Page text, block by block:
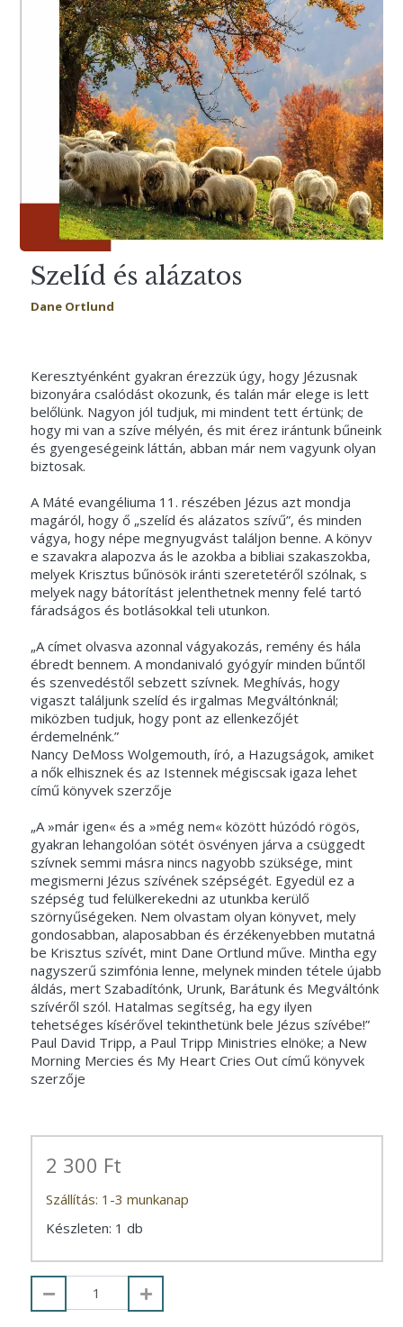
Szelíd és alázatos
Dane Ortlund
Keresztyénként gyakran érezzük úgy, hogy Jézusnak
bizonyára csalódást okozunk, és talán már elege is lett
belőlünk. Nagyon jól tudjuk, mi mindent tett értünk; de
hogy mi van a szíve mélyén, és mit érez irántunk bűneink
és gyengeségeink láttán, abban már nem vagyunk olyan
biztosak.
A Máté evangéliuma 11. részében Jézus azt mondja
magáról, hogy ő „szelíd és alázatos szívű”, és minden
vágya, hogy népe megnyugvást találjon benne. A könyv
e szavakra alapozva ás le azokba a bibliai szakaszokba,
melyek Krisztus bűnösök iránti szeretetéről szólnak, s
melyek nagy bátorítást jelenthetnek menny felé tartó
fáradságos és botlásokkal teli utunkon.
„A címet olvasva azonnal vágyakozás, remény és hála
ébredt bennem. A mondanivaló gyógyír minden bűntől
és szenvedéstől sebzett szívnek. Meghívás, hogy
vigaszt találjunk szelíd és irgalmas Megváltónknál;
miközben tudjuk, hogy pont az ellenkezőjét
érdemelnénk.”
Nancy DeMoss Wolgemouth, író, a Hazugságok, amiket
a nők elhisznek és az Istennek mégiscsak igaza lehet
című könyvek szerzője
„A »már igen« és a »még nem« között húzódó rögös,
gyakran lehangolóan sötét ösvényen járva a csüggedt
szívnek semmi másra nincs nagyobb szüksége, mint
megismerni Jézus szívének szépségét. Egyedül ez a
szépség tud felülkerekedni az utunkba kerülő
szörnyűségeken. Nem olvastam olyan könyvet, mely
gondosabban, alaposabban és érzékenyebben mutatná
be Krisztus szívét, mint Dane Ortlund műve. Mintha egy
nagyszerű szimfónia lenne, melynek minden tétele újabb
áldás, mert Szabadítónk, Urunk, Barátunk és Megváltónk
szívéről szól. Hatalmas segítség, ha egy ilyen
tehetséges kísérővel tekinthetünk bele Jézus szívébe!”
Paul David Tripp, a Paul Tripp Ministries elnöke; a New
Morning Mercies és My Heart Cries Out című könyvek
szerzője
2 300 Ft
Szállítás: 1-3 munkanap
Készleten: 1 db